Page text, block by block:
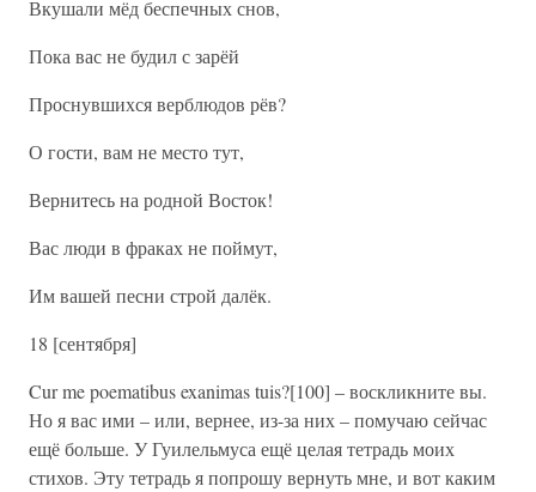
Вкушали мёд беспечных снов,
Пока вас не будил с зарёй
Проснувшихся верблюдов рёв?
О гости, вам не место тут,
Вернитесь на родной Восток!
Вас люди в фраках не поймут,
Им вашей песни строй далёк.
18 [сентября]
Cur me poematibus exanimas tuis?[100] – воскликните вы.
Но я вас ими – или, вернее, из-за них – помучаю сейчас
ещё больше. У Гуилельмуса ещё целая тетрадь моих
стихов. Эту тетрадь я попрошу вернуть мне, и вот каким